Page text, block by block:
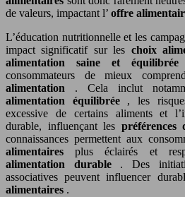
de valeurs, impactant l’ offre
L’éducation nutritionnelle et les
impact significatif sur les choix
alimentation saine et équilibrée
consommateurs de mieux
alimentation . Cela inclut
alimentation équilibrée , les
excessive de certains aliments et
durable, influençant les préférences
connaissances permettent aux
alimentairesplus éclairés et
alimentation durable . Des
associatives peuvent influencer
alimentaires .